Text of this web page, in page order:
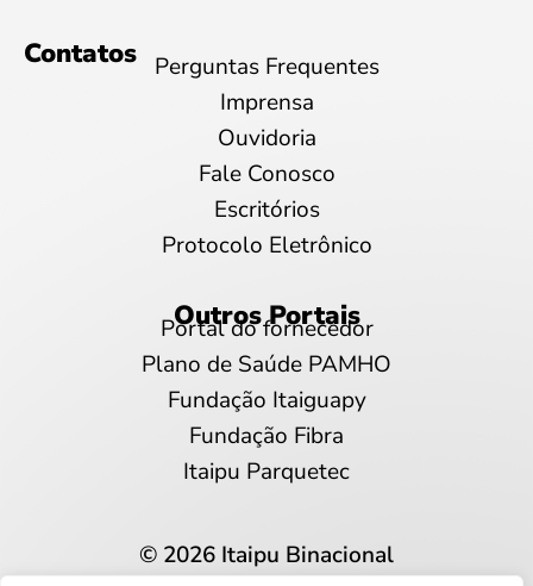
Contatos
Perguntas Frequentes
Imprensa
Ouvidoria
Fale Conosco
Escritórios
Protocolo Eletrônico
Outros Portais
Portal do fornecedor
Plano de Saúde PAMHO
Fundação Itaiguapy
Fundação Fibra
Itaipu Parquetec
© 2026 Itaipu Binacional